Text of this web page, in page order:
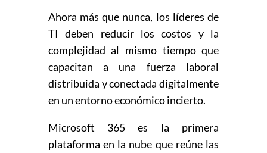
Ahora más que nunca, los líderes de
TI deben reducir los costos y la
complejidad al mismo tiempo que
capacitan a una fuerza laboral
distribuida y conectada digitalmente
en un entorno económico incierto.
Microsoft 365 es la primera
plataforma en la nube que reúne las